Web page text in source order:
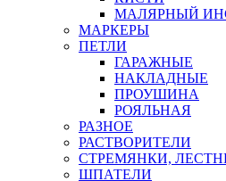
МАЛЯРНЫЙ
МАРКЕРЫ
ПЕТЛИ
ГАРАЖНЫЕ
НАКЛАДНЫЕ
ПРОУШИНА
РОЯЛЬНАЯ
РАЗНОЕ
РАСТВОРИТЕЛИ
СТРЕМЯНКИ,
ШПАТЕЛИ